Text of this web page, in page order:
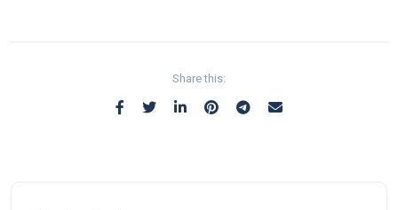
Share this: